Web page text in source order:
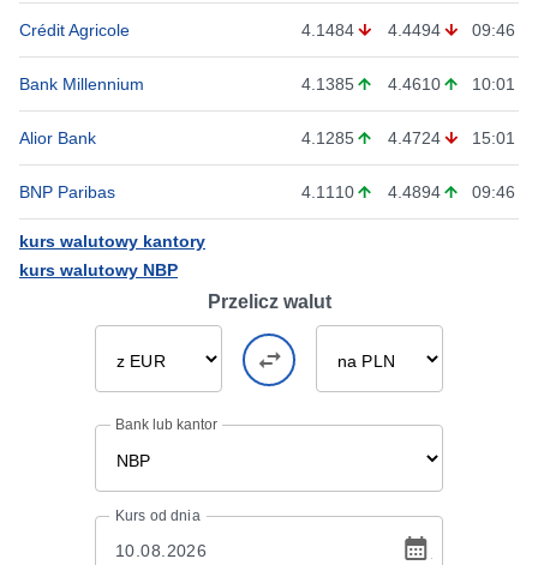
Crédit Agricole 4.1484 4.4494 09:46
Bank Millennium 4.1385 4.4610 10:01
Alior Bank 4.1285 4.4724 15:01
BNP Paribas 4.1110 4.4894 09:46
kurs walutowy kantory
kurs walutowy NBP
Przelicz walut
Bank lub kantor
Kurs od dnia